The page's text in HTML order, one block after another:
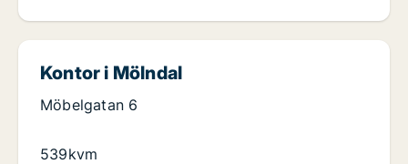
Kontor i Mölndal
Möbelgatan 6
539kvm